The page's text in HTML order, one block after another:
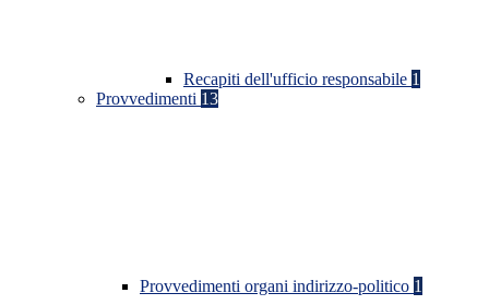
Recapiti dell'ufficio responsabile 1
Provvedimenti 13
Provvedimenti organi indirizzo-politico 1